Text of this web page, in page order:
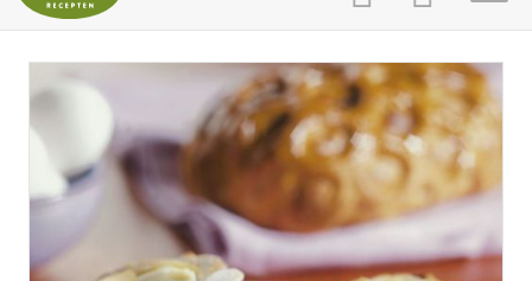
INLOGGEN
AANMELDEN
HOME
RECEPTEN
WEEKMENU'S